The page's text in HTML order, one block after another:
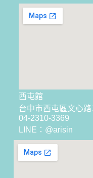
西屯館
台中市西屯區文心
04-2310-3369
LINE：@arisin